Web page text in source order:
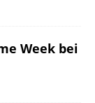
Week bei